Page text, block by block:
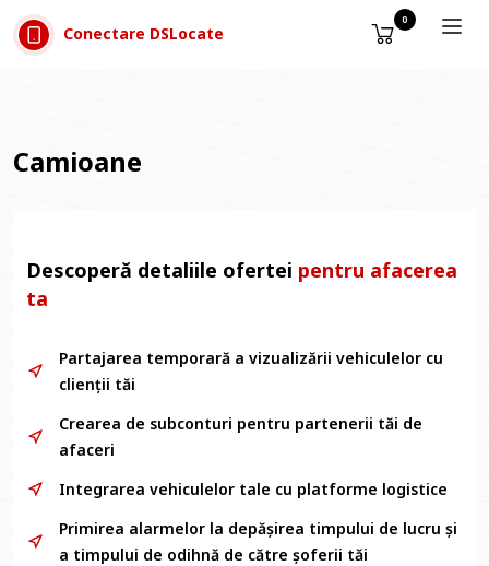
Sari la conținut
Conectare DSLocate
0
Camioane
Descoperă detaliile ofertei pentru afacerea
ta
Partajarea temporară a vizualizării vehiculelor cu
clienții tăi
Crearea de subconturi pentru partenerii tăi de
afaceri
Integrarea vehiculelor tale cu platforme logistice
Primirea alarmelor la depășirea timpului de lucru și
a timpului de odihnă de către șoferii tăi